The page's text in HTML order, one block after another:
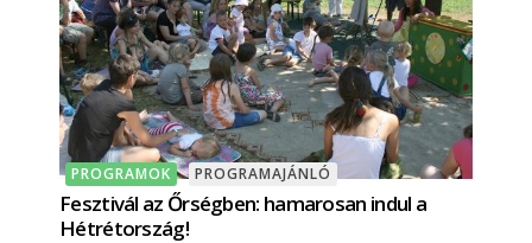
PROGRAMOK PROGRAMAJÁNLÓ
Fesztivál az Őrségben: hamarosan indul a
Hétrétország!